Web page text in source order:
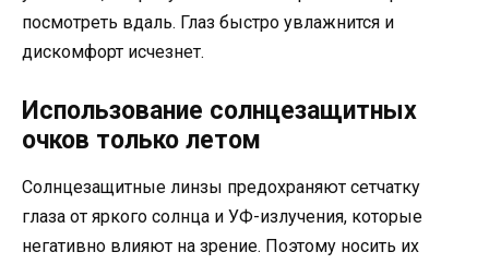
посмотреть вдаль. Глаз быстро увлажнится и
дискомфорт исчезнет.
Использование солнцезащитных
очков только летом
Солнцезащитные линзы предохраняют сетчатку
глаза от яркого солнца и УФ-излучения, которые
негативно влияют на зрение. Поэтому носить их